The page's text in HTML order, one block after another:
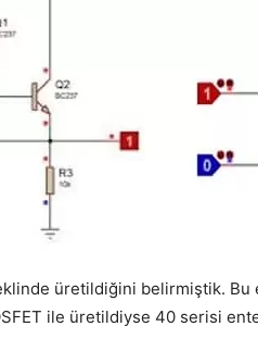
üretildiğini belirmiştik.
ile üretildiyse 40 serisi